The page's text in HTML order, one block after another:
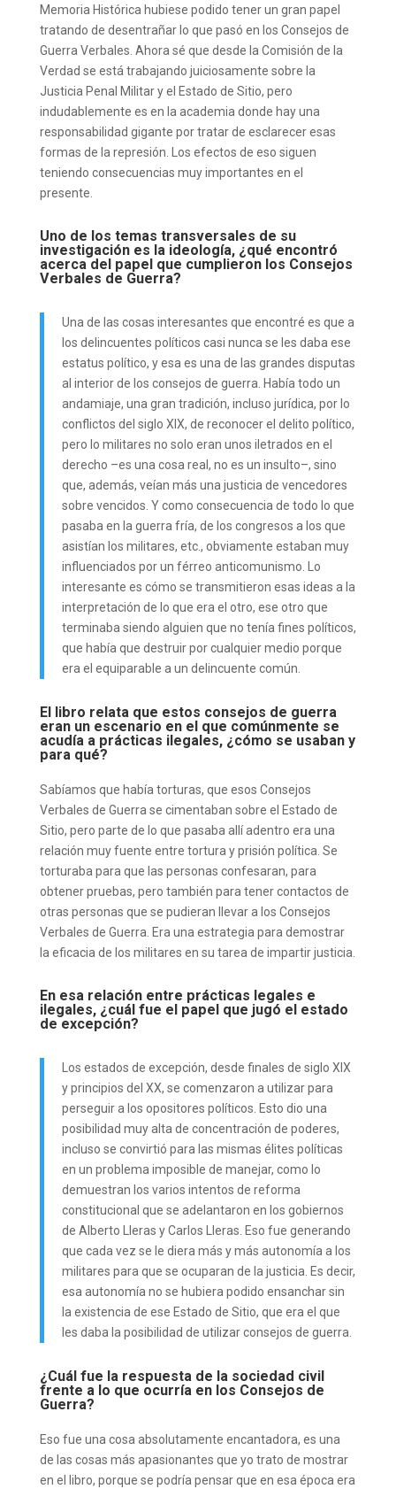
Memoria Histórica hubiese podido tener un gran papel
tratando de desentrañar lo que pasó en los Consejos de
Guerra Verbales. Ahora sé que desde la Comisión de la
Verdad se está trabajando juiciosamente sobre la
Justicia Penal Militar y el Estado de Sitio, pero
indudablemente es en la academia donde hay una
responsabilidad gigante por tratar de esclarecer esas
formas de la represión. Los efectos de eso siguen
teniendo consecuencias muy importantes en el
presente.
Uno de los temas transversales de su
investigación es la ideología, ¿qué encontró
acerca del papel que cumplieron los Consejos
Verbales de Guerra?
Una de las cosas interesantes que encontré es que a
los delincuentes políticos casi nunca se les daba ese
estatus político, y esa es una de las grandes disputas
al interior de los consejos de guerra. Había todo un
andamiaje, una gran tradición, incluso jurídica, por lo
conflictos del siglo XIX, de reconocer el delito político,
pero lo militares no solo eran unos iletrados en el
derecho –es una cosa real, no es un insulto–, sino
que, además, veían más una justicia de vencedores
sobre vencidos. Y como consecuencia de todo lo que
pasaba en la guerra fría, de los congresos a los que
asistían los militares, etc., obviamente estaban muy
influenciados por un férreo anticomunismo. Lo
interesante es cómo se transmitieron esas ideas a la
interpretación de lo que era el otro, ese otro que
terminaba siendo alguien que no tenía fines políticos,
que había que destruir por cualquier medio porque
era el equiparable a un delincuente común.
El libro relata que estos consejos de guerra
eran un escenario en el que comúnmente se
acudía a prácticas ilegales, ¿cómo se usaban y
para qué?
Sabíamos que había torturas, que esos Consejos
Verbales de Guerra se cimentaban sobre el Estado de
Sitio, pero parte de lo que pasaba allí adentro era una
relación muy fuente entre tortura y prisión política. Se
torturaba para que las personas confesaran, para
obtener pruebas, pero también para tener contactos de
otras personas que se pudieran llevar a los Consejos
Verbales de Guerra. Era una estrategia para demostrar
la eficacia de los militares en su tarea de impartir justicia.
En esa relación entre prácticas legales e
ilegales, ¿cuál fue el papel que jugó el estado
de excepción?
Los estados de excepción, desde finales de siglo XIX
y principios del XX, se comenzaron a utilizar para
perseguir a los opositores políticos. Esto dio una
posibilidad muy alta de concentración de poderes,
incluso se convirtió para las mismas élites políticas
en un problema imposible de manejar, como lo
demuestran los varios intentos de reforma
constitucional que se adelantaron en los gobiernos
de Alberto Lleras y Carlos Lleras. Eso fue generando
que cada vez se le diera más y más autonomía a los
militares para que se ocuparan de la justicia. Es decir,
esa autonomía no se hubiera podido ensanchar sin
la existencia de ese Estado de Sitio, que era el que
les daba la posibilidad de utilizar consejos de guerra.
¿Cuál fue la respuesta de la sociedad civil
frente a lo que ocurría en los Consejos de
Guerra?
Eso fue una cosa absolutamente encantadora, es una
de las cosas más apasionantes que yo trato de mostrar
en el libro, porque se podría pensar que en esa época era